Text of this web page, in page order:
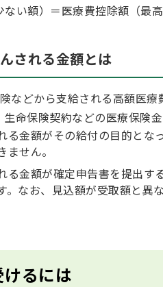
い額）＝医療費控除額（最高
される金額とは
などから支給される高額医
命保険契約などの医療保険
る金額がその給付の目的と
せん。
る金額が確定申告書を提出
。なお、見込額が受取額と異
るには